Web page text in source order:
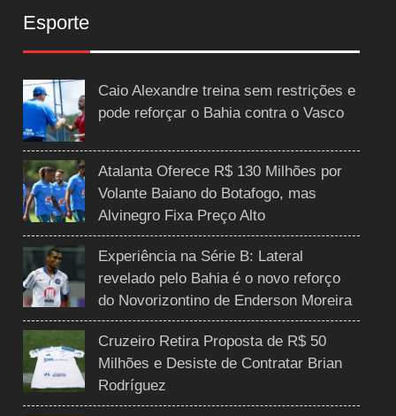
Esporte
Caio Alexandre treina sem restrições e
pode reforçar o Bahia contra o Vasco
Atalanta Oferece R$ 130 Milhões por
Volante Baiano do Botafogo, mas
Alvinegro Fixa Preço Alto
Experiência na Série B: Lateral
revelado pelo Bahia é o novo reforço
do Novorizontino de Enderson Moreira
Cruzeiro Retira Proposta de R$ 50
Milhões e Desiste de Contratar Brian
Rodríguez